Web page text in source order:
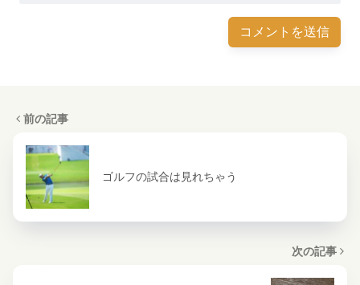
前の記事
ゴルフの試合は見れちゃう
次の記事